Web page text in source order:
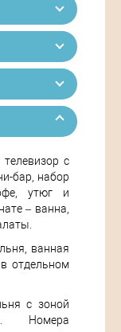
с
бар, набор
утюг и
– ванна,
ванная
отдельном
с зоной
Номера